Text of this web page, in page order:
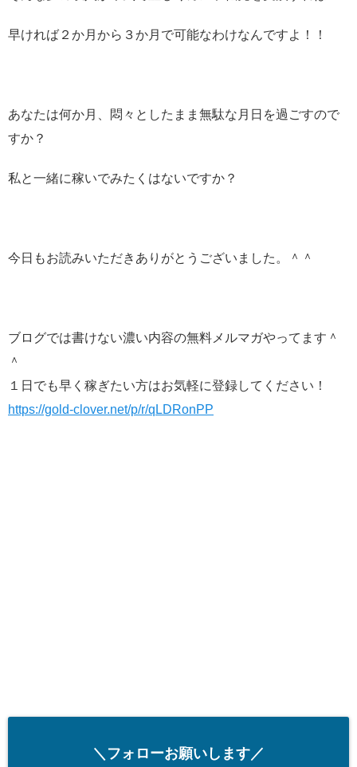
早ければ２か月から３か月で可能なわけなんですよ！！
あなたは何か月、悶々としたまま無駄な月日を過ごすので
すか？
私と一緒に稼いでみたくはないですか？
今日もお読みいただきありがとうございました。＾＾
ブログでは書けない濃い内容の無料メルマガやってます＾
＾
１日でも早く稼ぎたい方はお気軽に登録してください！
https://gold-clover.net/p/r/qLDRonPP
＼フォローお願いします／